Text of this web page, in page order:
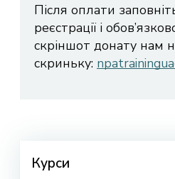
Після оплати
реєстрації і
скріншот донату нам
скриньку:
Курси